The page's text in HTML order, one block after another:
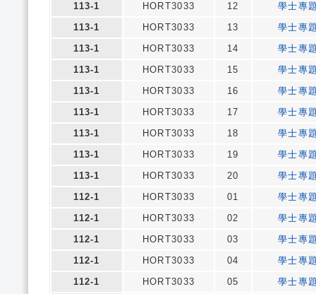
113-1
HORT3033 12
學士專
113-1
HORT3033 13
學士專
113-1
HORT3033 14
學士專
113-1
HORT3033 15
學士專
113-1
HORT3033 16
學士專
113-1
HORT3033 17
學士專
113-1
HORT3033 18
學士專
113-1
HORT3033 19
學士專
113-1
HORT3033 20
學士專
112-1
HORT3033 01
學士專
112-1
HORT3033 02
學士專
112-1
HORT3033 03
學士專
112-1
HORT3033 04
學士專
112-1
HORT3033 05
學士專